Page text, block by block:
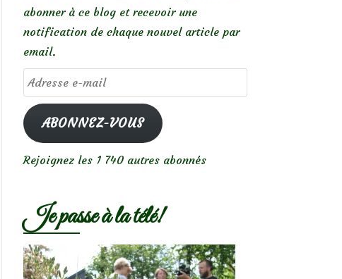
abonner à ce blog et recevoir une
notification de chaque nouvel article par
email.
Adresse
e-
mailABONNEZ-VOUS
Rejoignez les 1 740 autres abonnés
Je passe à la télé!